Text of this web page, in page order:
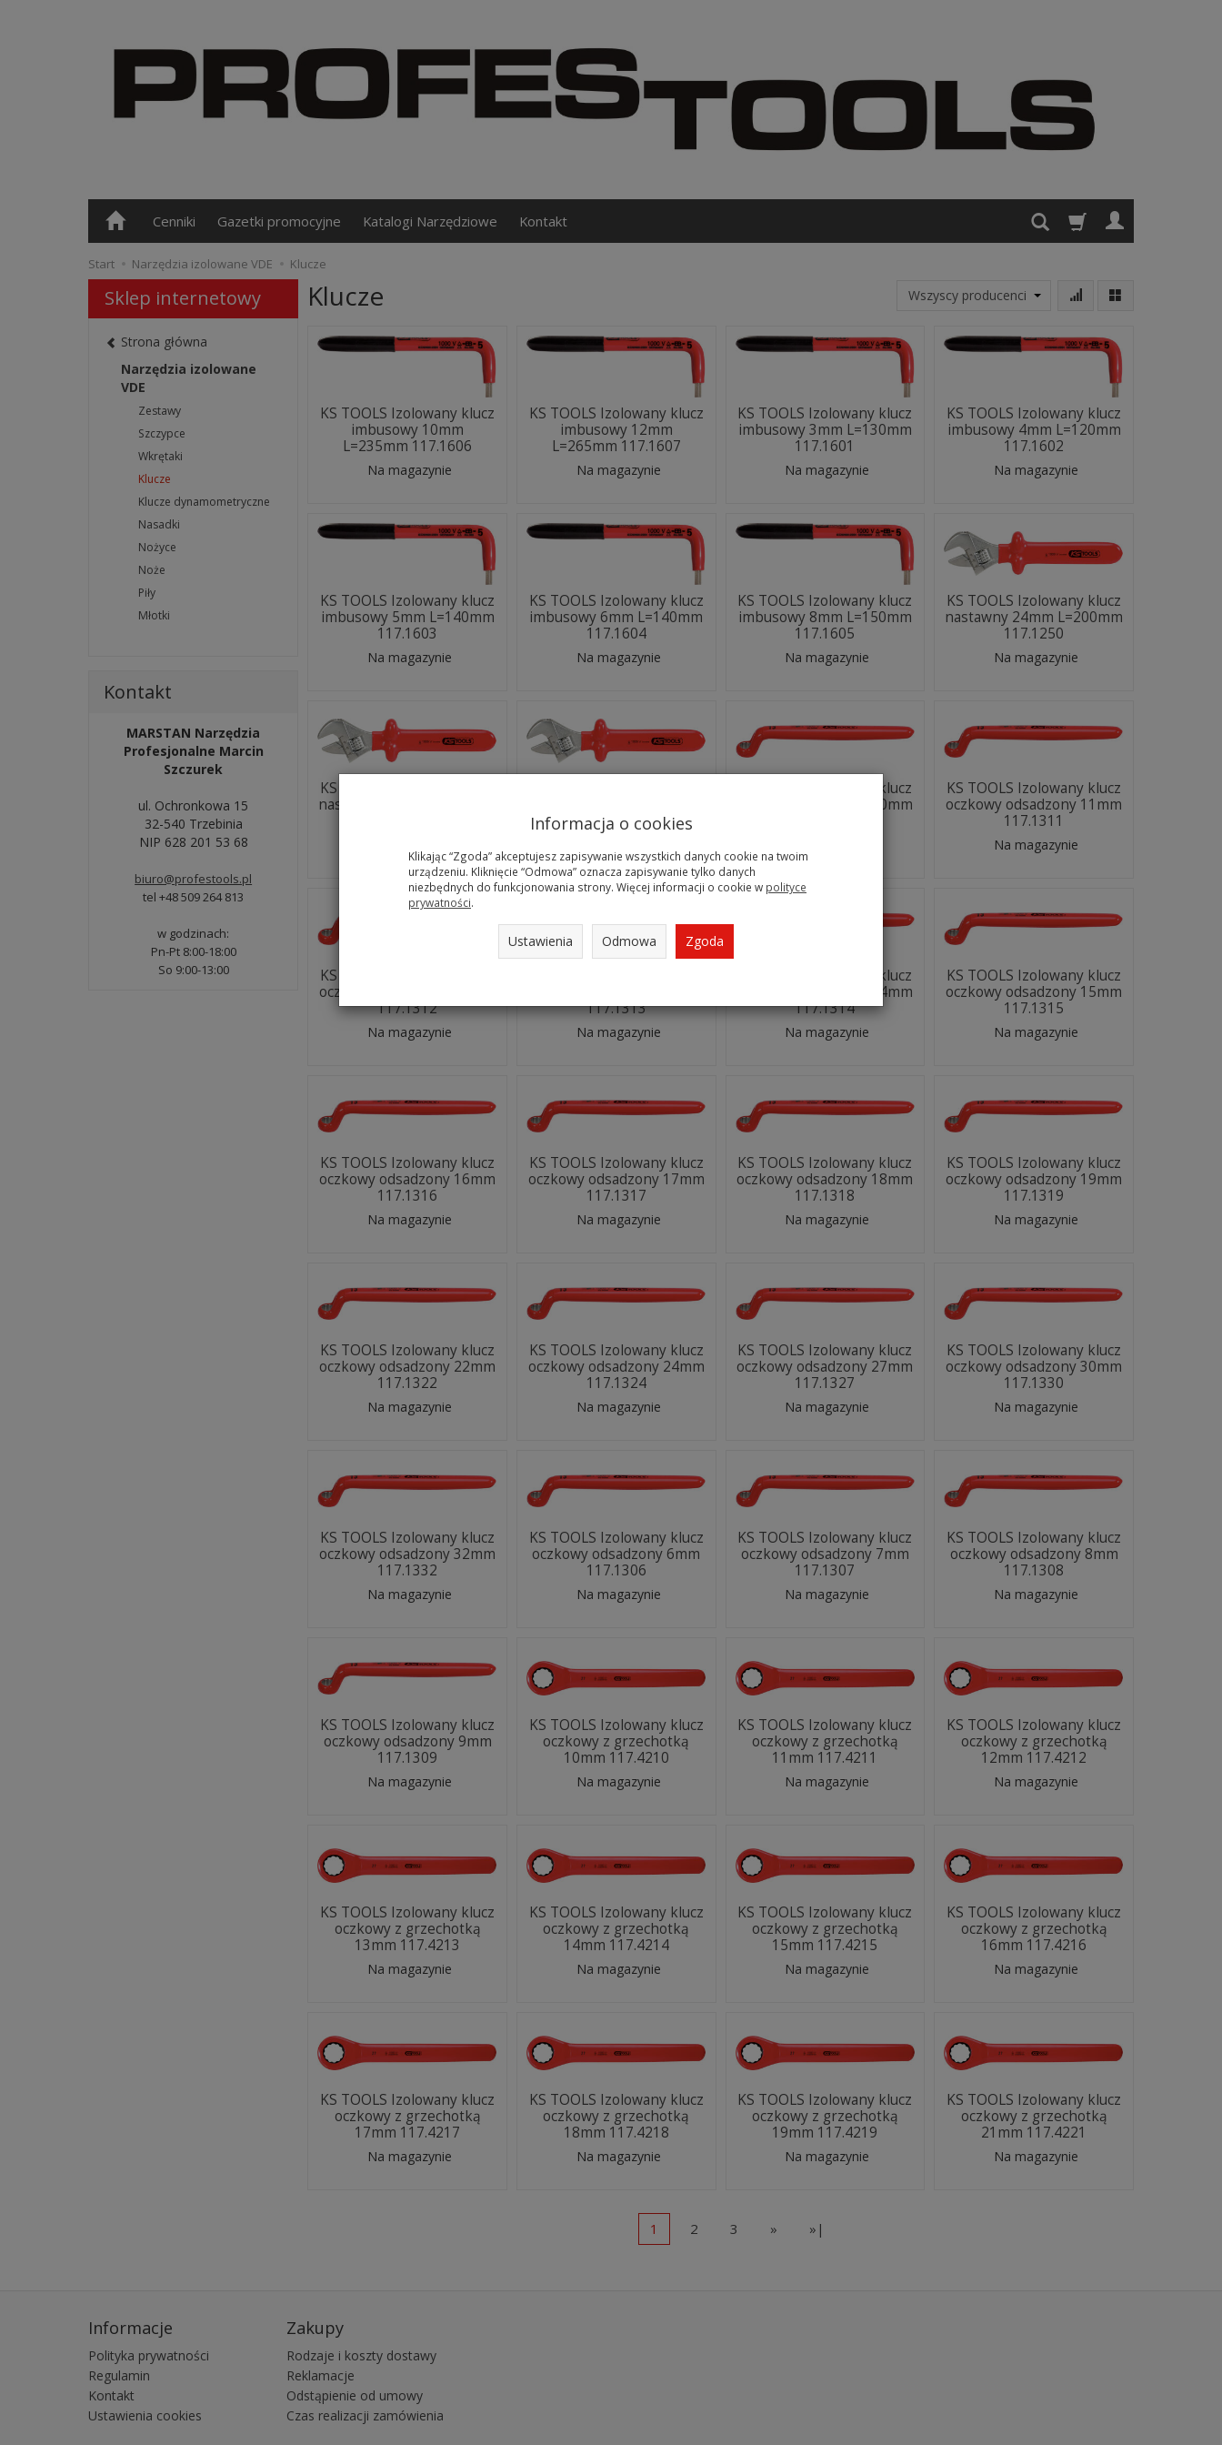
Cenniki Gazetki promocyjne Katalogi Narzędziowe Kontakt
Start Narzędzia izolowane VDE Klucze
Klucze
KS TOOLS Izolowany klucz
imbusowy 10mm
L=235mm 117.1606
Na magazynie
KS TOOLS Izolowany klucz
imbusowy 12mm
L=265mm 117.1607
Na magazynie
KS TOOLS Izolowany klucz
imbusowy 3mm L=130mm
117.1601
Na magazynie
KS TOOLS Izolowany klucz
imbusowy 4mm L=120mm
117.1602
Na magazynie
KS TOOLS Izolowany klucz
imbusowy 5mm L=140mm
117.1603
Na magazynie
KS TOOLS Izolowany klucz
imbusowy 6mm L=140mm
117.1604
Na magazynie
KS TOOLS Izolowany klucz
imbusowy 8mm L=150mm
117.1605
Na magazynie
KS TOOLS Izolowany klucz
nastawny 24mm L=200mm
117.1250
Na magazynie
KS TOOLS Izolowany klucz
nastawny 30mm L=250mm
117.1254
KS TOOLS Izolowany klucz
oczkowy odsadzony 10mm
KS TOOLS Izolowany klucz
oczkowy odsadzony 11mm
117.1311
Na magazynie
KS TOOLS Izolowany klucz
oczkowy odsadzony 12mm
117.1312
Na magazynie
117.1313
Na magazynie
KS TOOLS Izolowany klucz
oczkowy odsadzony 14mm
117.1314
Na magazynie
KS TOOLS Izolowany klucz
oczkowy odsadzony 15mm
117.1315
Na magazynie
KS TOOLS Izolowany klucz
oczkowy odsadzony 16mm
117.1316
Na magazynie
KS TOOLS Izolowany klucz
oczkowy odsadzony 17mm
117.1317
Na magazynie
KS TOOLS Izolowany klucz
oczkowy odsadzony 18mm
117.1318
Na magazynie
KS TOOLS Izolowany klucz
oczkowy odsadzony 19mm
117.1319
Na magazynie
KS TOOLS Izolowany klucz
oczkowy odsadzony 22mm
117.1322
Na magazynie
KS TOOLS Izolowany klucz
oczkowy odsadzony 24mm
117.1324
Na magazynie
KS TOOLS Izolowany klucz
oczkowy odsadzony 27mm
117.1327
Na magazynie
KS TOOLS Izolowany klucz
oczkowy odsadzony 30mm
117.1330
Na magazynie
KS TOOLS Izolowany klucz
oczkowy odsadzony 32mm
117.1332
Na magazynie
KS TOOLS Izolowany klucz
oczkowy odsadzony 6mm
117.1306
Na magazynie
KS TOOLS Izolowany klucz
oczkowy odsadzony 7mm
117.1307
Na magazynie
KS TOOLS Izolowany klucz
oczkowy odsadzony 8mm
117.1308
Na magazynie
KS TOOLS Izolowany klucz
oczkowy odsadzony 9mm
117.1309
Na magazynie
KS TOOLS Izolowany klucz
oczkowy z grzechotką
10mm 117.4210
Na magazynie
KS TOOLS Izolowany klucz
oczkowy z grzechotką
11mm 117.4211
Na magazynie
KS TOOLS Izolowany klucz
oczkowy z grzechotką
12mm 117.4212
Na magazynie
KS TOOLS Izolowany klucz
oczkowy z grzechotką
13mm 117.4213
Na magazynie
KS TOOLS Izolowany klucz
oczkowy z grzechotką
14mm 117.4214
Na magazynie
KS TOOLS Izolowany klucz
oczkowy z grzechotką
15mm 117.4215
Na magazynie
KS TOOLS Izolowany klucz
oczkowy z grzechotką
16mm 117.4216
Na magazynie
KS TOOLS Izolowany klucz
oczkowy z grzechotką
17mm 117.4217
Na magazynie
KS TOOLS Izolowany klucz
oczkowy z grzechotką
18mm 117.4218
Na magazynie
KS TOOLS Izolowany klucz
oczkowy z grzechotką
19mm 117.4219
Na magazynie
KS TOOLS Izolowany klucz
oczkowy z grzechotką
21mm 117.4221
Na magazynie
1 2 3 » »|
Sklep internetowy
Strona główna
Narzędzia izolowane
VDE
Zestawy
Szczypce
Wkrętaki
Klucze
Klucze dynamometryczne
Nasadki
Nożyce
Noże
Piły
Młotki
Kontakt
MARSTAN Narzędzia
Profesjonalne Marcin
Szczurek
ul. Ochronkowa 15
32-540 Trzebinia
NIP 628 201 53 68
biuro@profestools.pl
tel +48 509 264 813
w godzinach:
Pn-Pt 8:00-18:00
So 9:00-13:00
Informacje
Polityka prywatności
Regulamin
Kontakt
Ustawienia cookies
Zakupy
Rodzaje i koszty dostawy
Reklamacje
Odstąpienie od umowy
Czas realizacji zamówienia
Informacja o cookies
Klikając “Zgoda” akceptujesz zapisywanie wszystkich danych cookie na twoim
urządzeniu. Kliknięcie “Odmowa” oznacza zapisywanie tylko danych
niezbędnych do funkcjonowania strony. Więcej informacji o cookie w polityce
prywatności.
Ustawienia Odmowa Zgoda